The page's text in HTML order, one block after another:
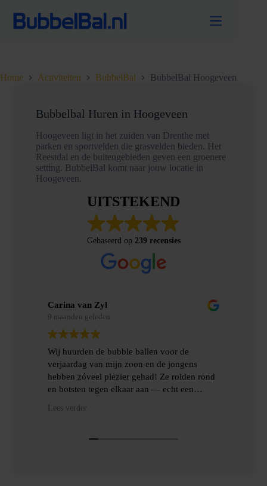
naar
Home Activiteiten BubbelBal BubbelBal Hoogeveen
Bubbelbal Huren in Hoogeveen
Hoogeveen ligt in het zuiden van Drenthe met
parken en sportvelden die grasvelden bieden. Het
Reestdal en de buitengebieden geven een groenere
setting. BubbelBal komt naar jouw locatie in
Hoogeveen.
UITSTEKEND
Gebaseerd op 239 recensies
Carina van Zyl
9 maanden geleden
Wij huurden de bubble ballen voor de
verjaardag van mijn zoon en de jongens
hebben zóveel plezier gehad! Ze rolden rond
en botsten tegen elkaar aan — echt een
Lees verder